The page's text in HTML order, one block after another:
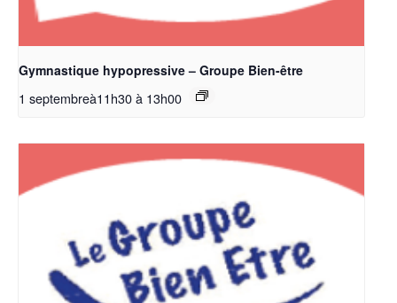
Gymnastique hypopressive – Groupe Bien-être
1 septembreà11h30à 13h00